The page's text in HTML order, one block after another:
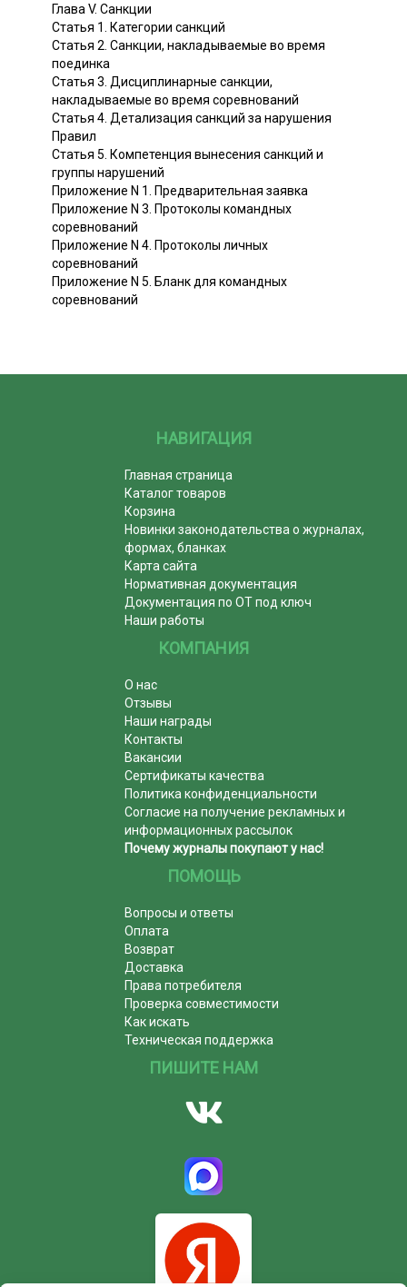
Глава V. Санкции
Статья 1. Категории санкций
Статья 2. Санкции, накладываемые во время
поединка
Статья 3. Дисциплинарные санкции,
накладываемые во время соревнований
Статья 4. Детализация санкций за нарушения
Правил
Статья 5. Компетенция вынесения санкций и
группы нарушений
Приложение N 1. Предварительная заявка
Приложение N 3. Протоколы командных
соревнований
Приложение N 4. Протоколы личных
соревнований
Приложение N 5. Бланк для командных
соревнований
НАВИГАЦИЯ
Главная страница
Каталог товаров
Корзина
Новинки законодательства о журналах,
формах, бланках
Карта сайта
Нормативная документация
Документация по ОТ под ключ
Наши работы
КОМПАНИЯ
О нас
Отзывы
Наши награды
Контакты
Вакансии
Сертификаты качества
Политика конфиденциальности
Согласие на получение рекламных и
информационных рассылок
Почему журналы покупают у нас!
ПОМОЩЬ
Вопросы и ответы
Оплата
Возврат
Доставка
Права потребителя
Проверка совместимости
Как искать
Техническая поддержка
ПИШИТЕ НАМ